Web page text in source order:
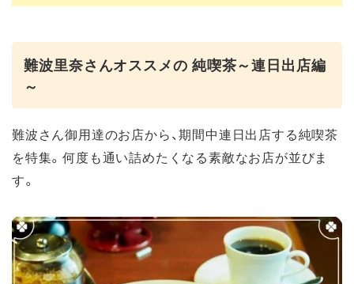
難波里奈さんオススメの 純喫茶～連日出店編
～
難波さん御用達のお店から、期間中連日出店する純喫茶
を特集。何度も通い詰めたくなる素敵なお店が並びま
す。